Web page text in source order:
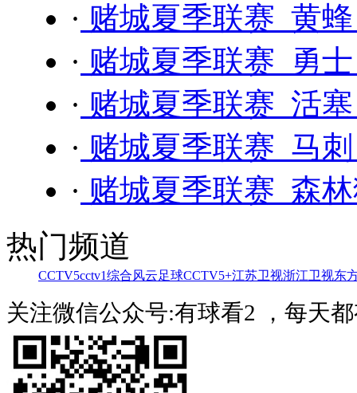
· 赌城夏季联赛 黄
· 赌城夏季联赛 勇
· 赌城夏季联赛 活
· 赌城夏季联赛 马
· 赌城夏季联赛 森
热门频道
CCTV5cctv1综合风云足球CCTV5+江苏卫视浙江卫视东
关注微信公众号:有球看2 ，每天